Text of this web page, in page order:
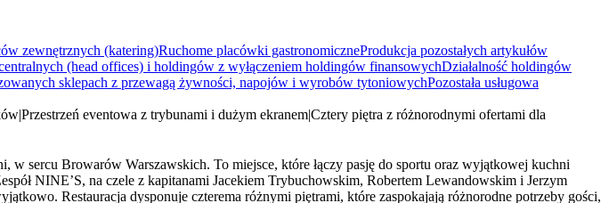
zewnętrznych (katering)Ruchome placówki gastronomiczneProdukcja pozostałych artykułów
(head offices) i holdingów z wyłączeniem holdingów finansowychDziałalność holdingów
sklepach z przewagą żywności, napojów i wyrobów tytoniowychPozostała usługowa
Przestrzeń eventowa z trybunami i dużym ekranemCztery piętra z różnorodnymi ofertami dla
sercu Browarów Warszawskich. To miejsce, które łączy pasję do sportu oraz wyjątkowej kuchni
NINE’S, na czele z kapitanami Jacekiem Trybuchowskim, Robertem Lewandowskim i Jerzym
Restauracja dysponuje czterema różnymi piętrami, które zaspokajają różnorodne potrzeby gości,